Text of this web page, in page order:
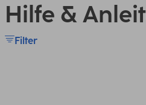
Hilfe &
Filter